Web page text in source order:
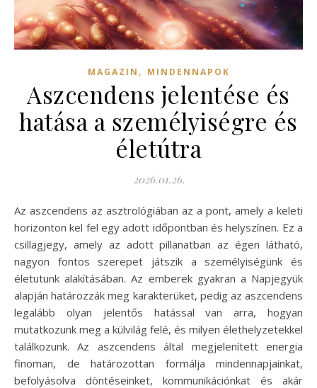
MAGAZIN , MINDENNAPOK
Aszcendens jelentése és
hatása a személyiségre és
életútra
2026.01.26.
Az aszcendens az asztrológiában az a pont, amely a keleti
horizonton kel fel egy adott időpontban és helyszínen. Ez a
csillagjegy, amely az adott pillanatban az égen látható,
nagyon fontos szerepet játszik a személyiségünk és
életutunk alakításában. Az emberek gyakran a Napjegyük
alapján határozzák meg karakterüket, pedig az aszcendens
legalább olyan jelentős hatással van arra, hogyan
mutatkozunk meg a külvilág felé, és milyen élethelyzetekkel
találkozunk. Az aszcendens által megjelenített energia
finoman, de határozottan formálja mindennapjainkat,
befolyásolva döntéseinket, kommunikációnkat és akár